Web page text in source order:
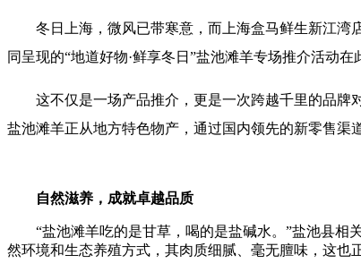
冬日上海，微风已带寒意，而上海盒马鲜生新江湾
同呈现的“地道好物·鲜享冬日”盐池滩羊专场推介活动在
这不仅是一场产品推介，更是一次跨越千里的品
盐池滩羊正从地方特色物产，通过国内领先的新零售渠
自然滋养，成就卓越品质
“盐池滩羊吃的是甘草，喝的是盐碱水。”盐池县
然环境和生态养殖方式，其肉质细腻、毫无膻味，这也